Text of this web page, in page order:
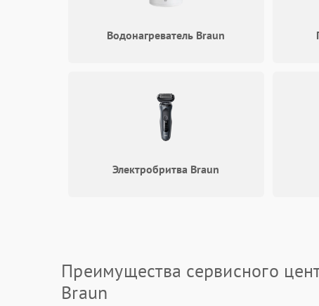
Водонагреватель Braun
Электробритва Braun
Преимущества сервисного
Braun